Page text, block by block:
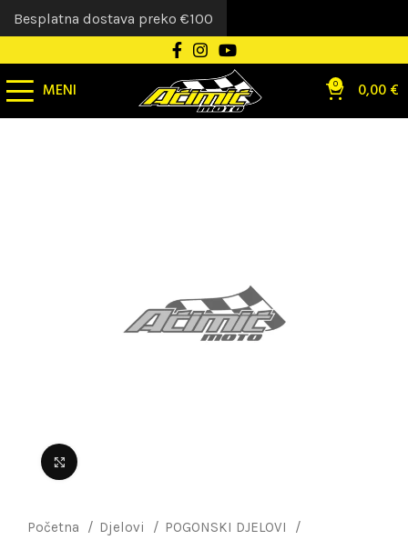
MENI 0 0,00€
Početna Djelovi
POGONSKI DJELOVI
Besplatna dostava preko €100